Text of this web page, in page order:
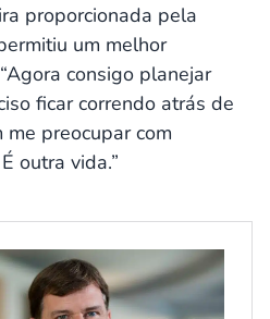
proporcionada pela
um melhor
consigo planejar
ficar correndo atrás de
preocupar com
outra vida.”